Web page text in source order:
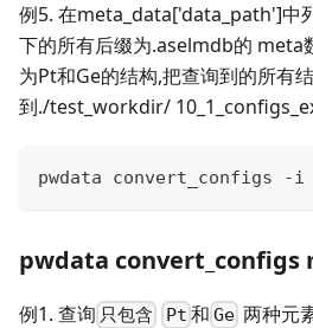
例5. 在meta_data['data_path']中
下的所有后缀为.aselmdb的 meta
为Pt和Ge的结构,把查询到的所有
到./test_workdir/
pwdata convert_configs -
pwdata convert_configs
例1. 查询 只包含 Pt 和 Ge 两种元